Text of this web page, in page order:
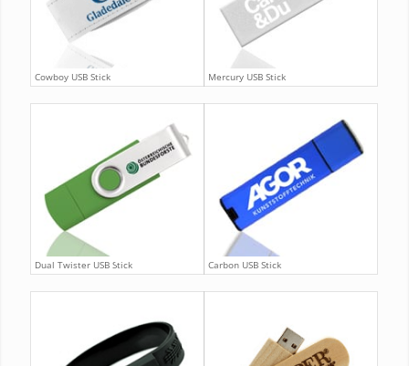
Cowboy USB Stick Mercury USB Stick
Dual Twister USB Stick Carbon USB Stick